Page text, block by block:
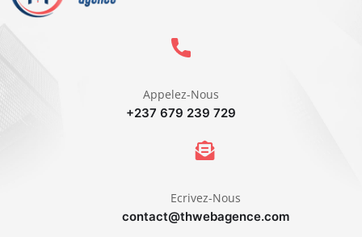
Appelez-Nous
+237 679 239 729
Ecrivez-Nous
contact@thwebagence.com